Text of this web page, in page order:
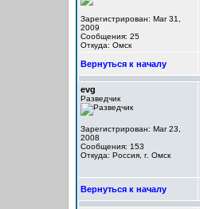
Зарегистрирован: Mar 31,
2009
Сообщения: 25
Откуда: Омск
Вернуться к началу
evg
Разведчик
Зарегистрирован: Mar 23,
2008
Сообщения: 153
Откуда: Россия, г. Омск
Вернуться к началу